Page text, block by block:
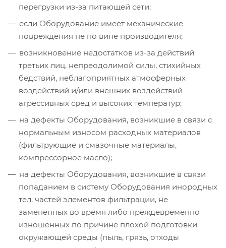
перегрузки из-за питающей сети;
если Оборудование имеет механические
повреждения не по вине производителя;
возникновение недостатков из-за действий
третьих лиц, непреодолимой силы, стихийных
бедствий, неблагоприятных атмосферных
воздействий и/или внешних воздействий
агрессивных сред и высоких температур;
на дефекты Оборудования, возникшие в связи с
нормальным износом расходных материалов
(фильтрующие и смазочные материалы,
компрессорное масло);
на дефекты Оборудования, возникшие в связи
попаданием в систему Оборудования инородных
тел, частей элементов фильтрации, не
замененных во время либо преждевременно
изношенных по причине плохой подготовки
окружающей среды (пыль, грязь, отходы